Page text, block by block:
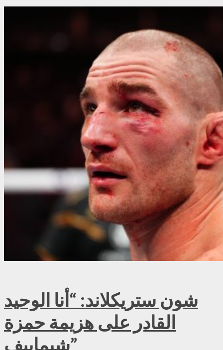
شون ستريكلاند: “أنا الوحيد
القادر على هزيمة حمزة
شيماييف”